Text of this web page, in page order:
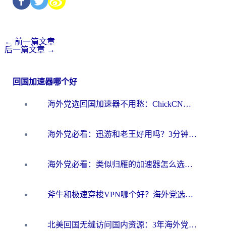
← 前一篇文章
后一篇文章 →
回国加速器哪个好
海外党选回国加速器不用愁：ChickCN和洞见哪个好？一篇搞定所有疑问
海外党必看：迅游和老王好用吗？3分钟选对加速国内网络的加速器
海外党必看：类似归雁的加速器怎么选？一篇搞定无缝访问国内资源
斧牛和极速穿梭VPN哪个好？海外党选回国加速器必看的真实对比与避坑指南
北美回国无缝访问国内资源：3年海外党亲测的加速器选择指南